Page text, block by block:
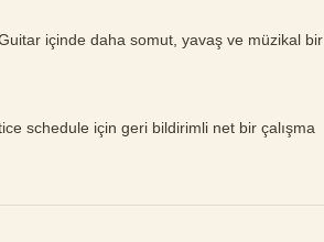
içinde daha somut, yavaş ve müzikal bir
schedule için geri bildirimli net bir çalışma